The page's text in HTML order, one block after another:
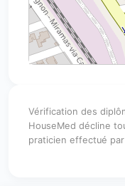
Vérification des
HouseMed décline
praticien effectué